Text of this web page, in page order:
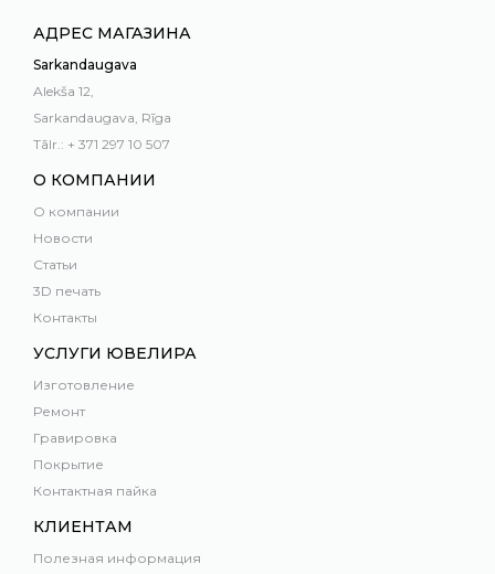
АДРЕС МАГАЗИНА
Sarkandaugava
Alekša 12,
Sarkandaugava, Rīga
Tālr.: + 371 297 10 507
О КОМПАНИИ
О компании
Новости
Статьи
3D печать
Контакты
УСЛУГИ ЮВЕЛИРА
Изготовление
Ремонт
Гравировка
Покрытие
Контактная пайка
КЛИЕНТАМ
Полезная информация